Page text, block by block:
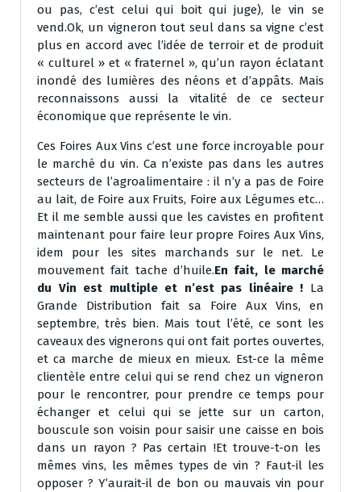
ou pas, c’est celui qui boit qui juge), le vin se
vend.Ok, un vigneron tout seul dans sa vigne c’est
plus en accord avec l’idée de terroir et de produit
« culturel » et « fraternel », qu’un rayon éclatant
inondé des lumières des néons et d’appâts. Mais
reconnaissons aussi la vitalité de ce secteur
économique que représente le vin.
Ces Foires Aux Vins c’est une force incroyable pour
le marché du vin. Ca n’existe pas dans les autres
secteurs de l’agroalimentaire : il n’y a pas de Foire
au lait, de Foire aux Fruits, Foire aux Légumes etc…
Et il me semble aussi que les cavistes en profitent
maintenant pour faire leur propre Foires Aux Vins,
idem pour les sites marchands sur le net. Le
mouvement fait tache d’huile.En fait, le marché
du Vin est multiple et n’est pas linéaire ! La
Grande Distribution fait sa Foire Aux Vins, en
septembre, très bien. Mais tout l’été, ce sont les
caveaux des vignerons qui ont fait portes ouvertes,
et ca marche de mieux en mieux. Est-ce la même
clientèle entre celui qui se rend chez un vigneron
pour le rencontrer, pour prendre ce temps pour
échanger et celui qui se jette sur un carton,
bouscule son voisin pour saisir une caisse en bois
dans un rayon ? Pas certain !Et trouve-t-on les
mêmes vins, les mêmes types de vin ? Faut-il les
opposer ? Y’aurait-il de bon ou mauvais vin pour